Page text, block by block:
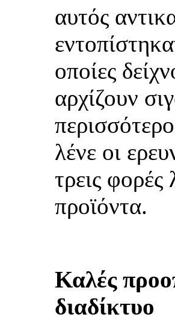
αυτός
οποίες
αρχίζουν
λένε οι
τρεις φορές
προϊόντα.
Καλές
διαδίκτυο